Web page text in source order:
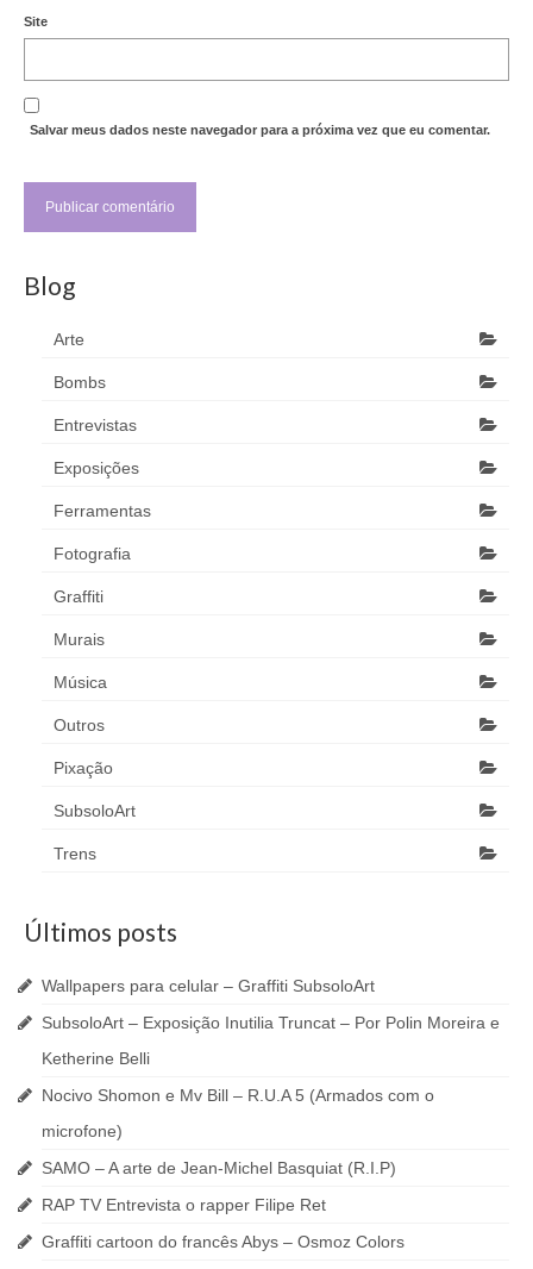
Site
Salvar meus dados neste navegador para a próxima vez que eu comentar.
Blog
Arte
Bombs
Entrevistas
Exposições
Ferramentas
Fotografia
Graffiti
Murais
Música
Outros
Pixação
SubsoloArt
Trens
Últimos posts
Wallpapers para celular – Graffiti SubsoloArt
SubsoloArt – Exposição Inutilia Truncat – Por Polin Moreira e
Ketherine Belli
Nocivo Shomon e Mv Bill – R.U.A 5 (Armados com o
microfone)
SAMO – A arte de Jean-Michel Basquiat (R.I.P)
RAP TV Entrevista o rapper Filipe Ret
Graffiti cartoon do francês Abys – Osmoz Colors